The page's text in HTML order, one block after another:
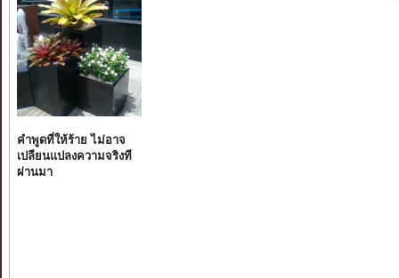
คำพูดที่ให้ร้าย ไม่อาจ
เปลียนแปลงความจริงที
ผ่านมา